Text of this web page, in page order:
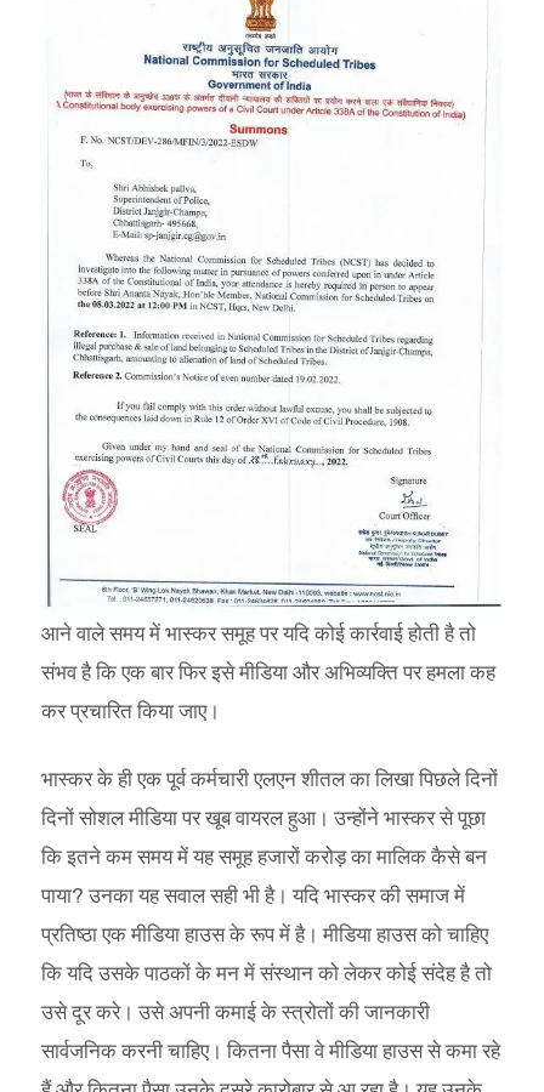
आने वाले समय में भास्कर समूह पर यदि कोई कार्रवाई होती है तो
संभव है कि एक बार फिर इसे मीडिया और अभिव्यक्ति पर हमला कह
कर प्रचारित किया जाए।
भास्कर के ही एक पूर्व कर्मचारी एलएन शीतल का लिखा पिछले दिनों
दिनों सोशल मीडिया पर खूब वायरल हुआ। उन्होंने भास्कर से पूछा
कि इतने कम समय में यह समूह हजारों करोड़ का मालिक कैसे बन
पाया? उनका यह सवाल सही भी है। यदि भास्कर की समाज में
प्रतिष्ठा एक मीडिया हाउस के रूप में है। मीडिया हाउस को चाहिए
कि यदि उसके पाठकों के मन में संस्थान को लेकर कोई संदेह है तो
उसे दूर करे। उसे अपनी कमाई के स्त्रोतों की जानकारी
सार्वजनिक करनी चाहिए। कितना पैसा वे मीडिया हाउस से कमा रहे